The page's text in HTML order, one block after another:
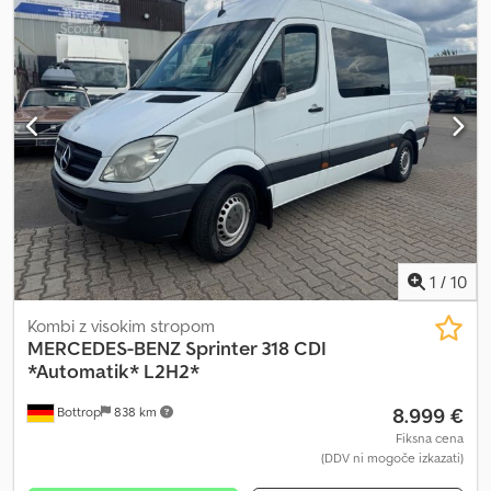
1 / 10
Bottrop 838 km
Kombi z visokim stropom
MERCEDES-BENZ Sprinter 318 CDI
*Automatik* L2H2*
8.999 €
Fiksna cena
(DDV ni mogoče izkazati)